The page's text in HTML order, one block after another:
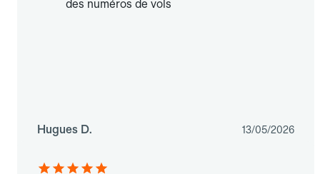
des numéros de vols
Hugues D. 13/05/2026